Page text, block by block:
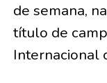
de semana,
título de
Internacional